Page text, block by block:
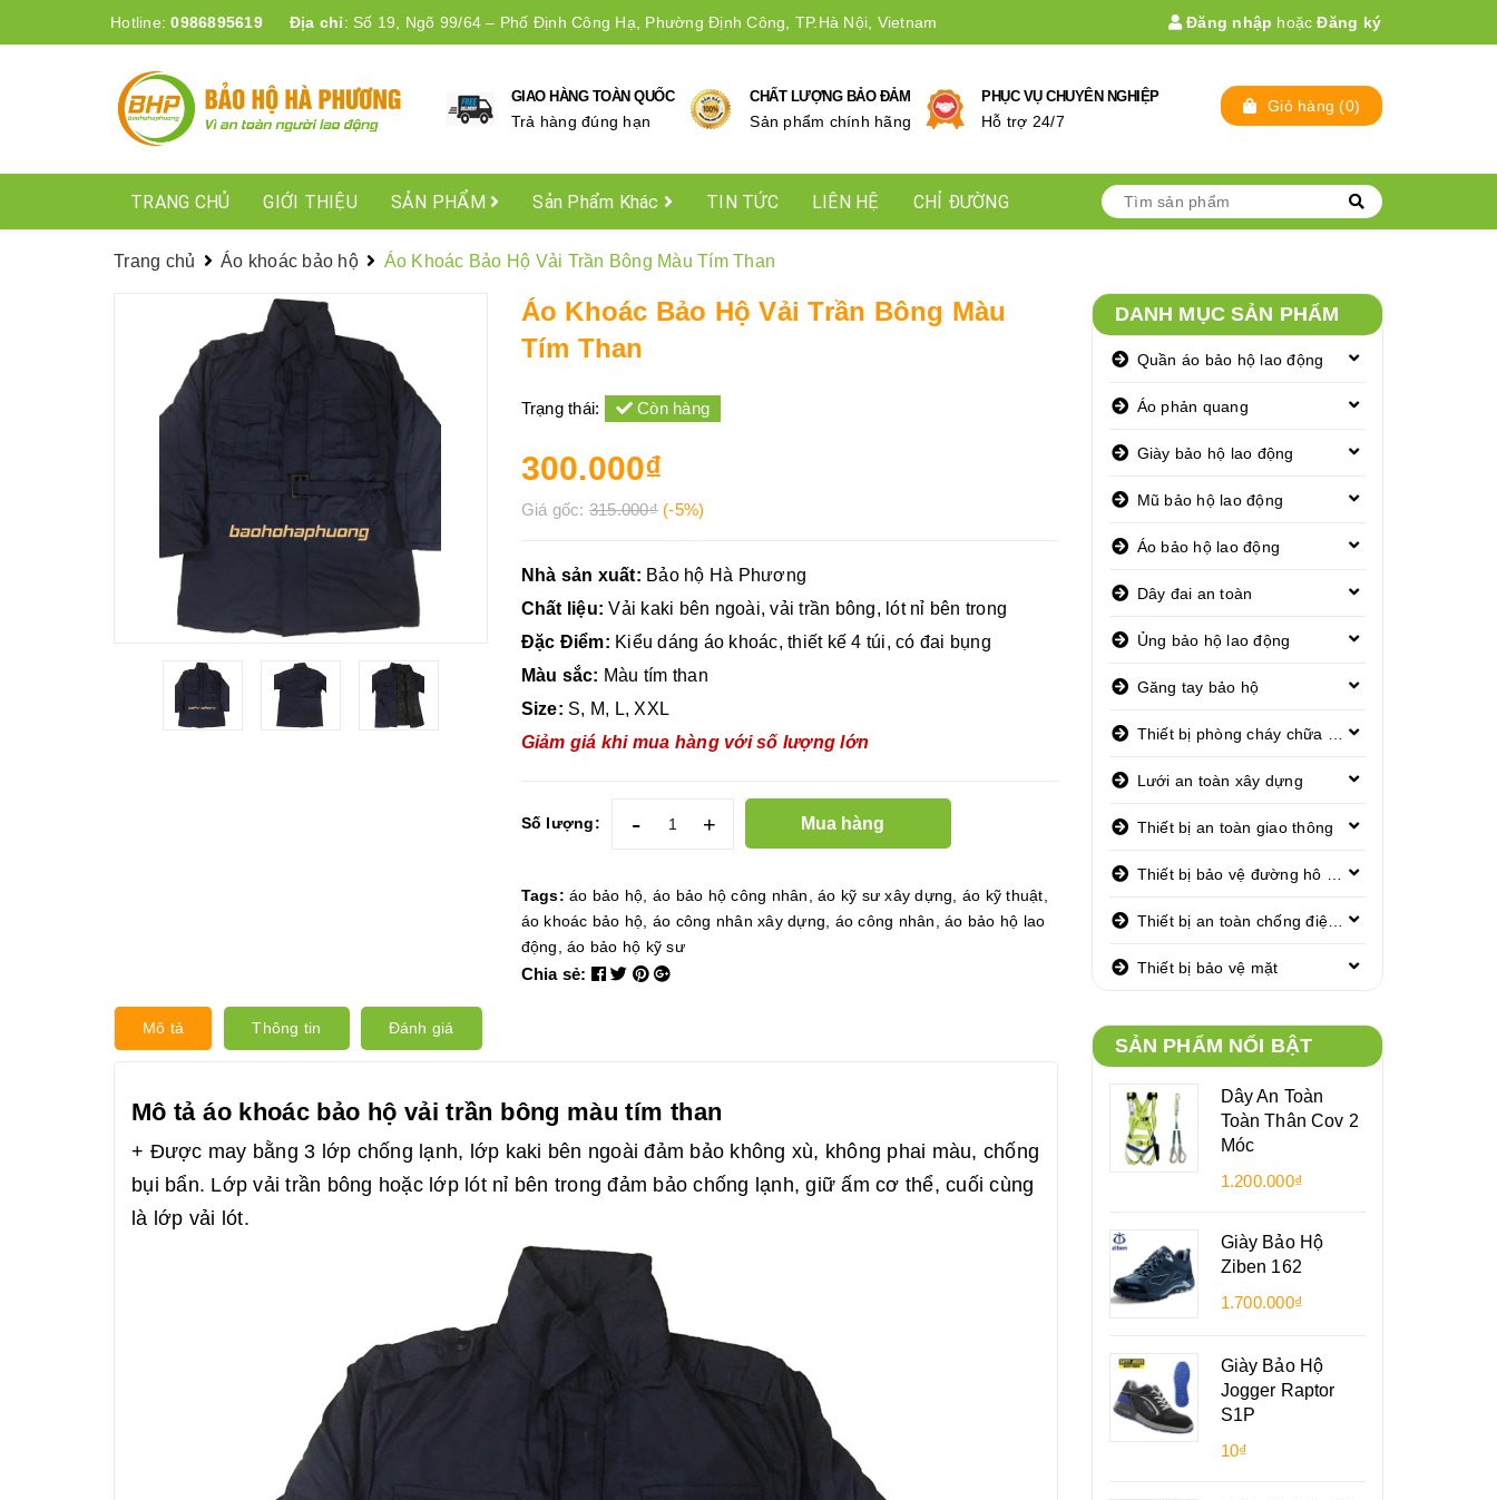
Hotline:0986895619 Địa chỉ: Số 19, Ngõ 99/64 – Phố Định Công Hạ, Phường Định Công, TP.Hà Nội, Vietnam Đăng nhập hoặc Đăng ký
GIAO HÀNG TOÀN QUỐC
Trả hàng đúng hạn
CHẤT LƯỢNG BẢO ĐẢM
Sản phẩm chính hãng
PHỤC VỤ CHUYÊN NGHIỆP
Hỗ trợ 24/7
Giỏ hàng (0)
TRANG CHỦ GIỚI THIỆU SẢN PHẨM Sản Phẩm Khác TIN TỨC LIÊN HỆ CHỈ ĐƯỜNG
Trang chủ Áo khoác bảo hộ Áo Khoác Bảo Hộ Vải Trần Bông Màu Tím Than
Áo Khoác Bảo Hộ Vải Trần Bông Màu
Tím Than
Trạng thái: Còn hàng
300.000₫
Giá gốc: 315.000₫ (-5%)
Nhà sản xuất: Bảo hộ Hà Phương
Chất liệu: Vải kaki bên ngoài, vải trần bông, lót nỉ bên trong
Đặc Điểm: Kiểu dáng áo khoác, thiết kế 4 túi, có đai bụng
Màu sắc: Màu tím than
Size: S, M, L, XXL
Giảm giá khi mua hàng với số lượng lớn
Số lượng: - + Mua hàng
Tags:áo bảo hộ áo bảo hộ công nhân ,áo kỹ sư xây dựng áo kỹ thuật
áo khoác bảo hộ áo công nhân xây dựng áo công nhân ,áo bảo hộ lao
động
,áo bảo hộ kỹ sư
Chia sẻ:
Mô tả Thông tin Đánh giá
Mô tả áo khoác bảo hộ vải trần bông màu tím than
+ Được may bằng 3 lớp chống lạnh, lớp kaki bên ngoài đảm bảo không xù, không phai màu, chống
bụi bẩn. Lớp vải trần bông hoặc lớp lót nỉ bên trong đảm bảo chống lạnh, giữ ấm cơ thể, cuối cùng
là lớp vải lót.
DANH MỤC SẢN PHẨM
Quần áo bảo hộ lao động
Áo phản quang
Giày bảo hộ lao động
Mũ bảo hộ lao động
Áo bảo hộ lao động
Dây đai an toàn
Ủng bảo hộ lao động
Găng tay bảo hộ
Lưới an toàn xây dựng
Thiết bị an toàn giao thông
Thiết bị bảo vệ mặt
SẢN PHẨM NỔI BẬT
Dây An Toàn
Toàn Thân Cov 2
Móc
1.200.000₫
Giày Bảo Hộ
Ziben 162
1.700.000₫
Giày Bảo Hộ
Jogger Raptor
S1P
10₫